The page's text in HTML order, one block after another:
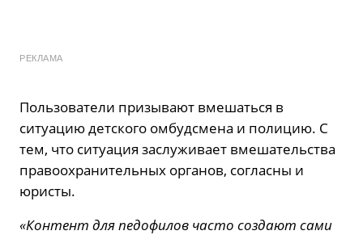
РЕКЛАМА
Пользователи призывают вмешаться в
ситуацию детского омбудсмена и полицию. С
тем, что ситуация заслуживает вмешательства
правоохранительных органов, согласны и
юристы.
«Контент для педофилов часто создают сами